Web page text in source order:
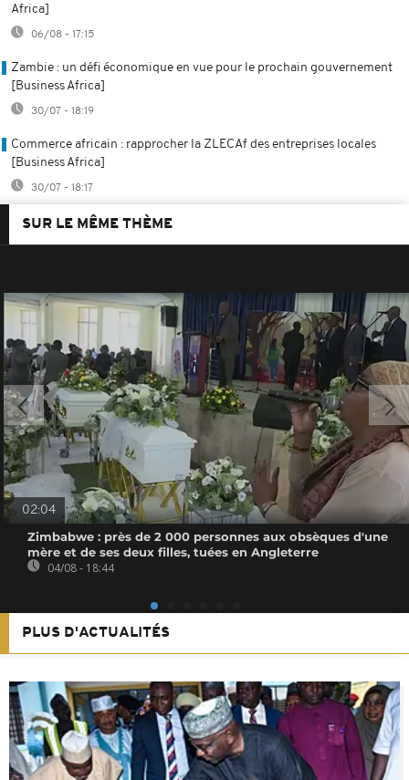
Africa]
06/08 - 17:15
Zambie : un défi économique en vue pour le prochain gouvernement
[Business Africa]
30/07 - 18:19
Commerce africain : rapprocher la ZLECAf des entreprises locales
[Business Africa]
30/07 - 18:17
SUR LE MÊME THÈME
02:04
Zimbabwe : près de 2 000 personnes aux obsèques d'une
mère et de ses deux filles, tuées en Angleterre
04/08 - 18:44
PLUS D'ACTUALITÉS